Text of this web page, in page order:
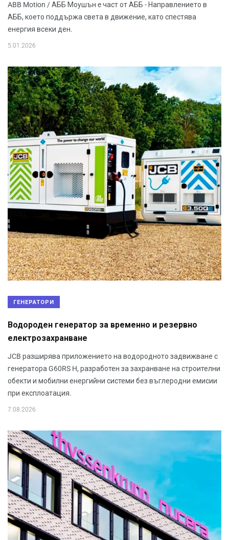
ABB Motion / АББ Моушън e част от АББ - Направлението в
АББ, което поддържа света в движение, като спестява
енергия всеки ден.
5.01.2026
ГЕНЕРАТОРИ
Водороден генератор за временно и резервно
електрозахранване
JCB разширява приложението на водородното задвижване с
генератора G60RS H, разработен за захранване на строителни
обекти и мобилни енергийни системи без въглеродни емисии
при експлоатация.
7.08.2026